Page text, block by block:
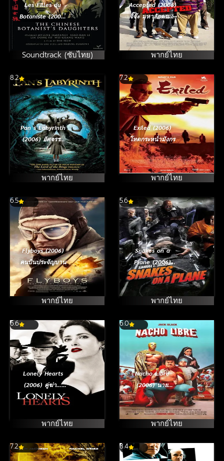
Les Filles du
Botaniste (2006)
[ซับไทย]
Soundtrack (ซับไทย)
Accepted (2006)
จิ๊จ๊ะ มหาลัยคนรัก
แห้ว
พากย์ไทย
8.2
Pan s Labyrinth
(2006) อัศจรรย์
แดนฝัน มหัศจรรย์
เขาวงกต
พากย์ไทย
7.2
Exiled (2006)
โหดกระหน่ำมังกร
พากย์ไทย
6.5
Flyboys (2006)
คนบินประจัญบาน
พากย์ไทย
5.6
Snakes on a
Plane (2006)
เลื้อยฉก เที่ยวบิน
ระทึก
พากย์ไทย
6.6
Lonely Hearts
(2006) คู่ฆ่า…
อำมหิต
พากย์ไทย
6.0
Nacho Libre
(2006) นาย
นักบุญ คุณนักปล้ำ
พากย์ไทย
7.2 8.4